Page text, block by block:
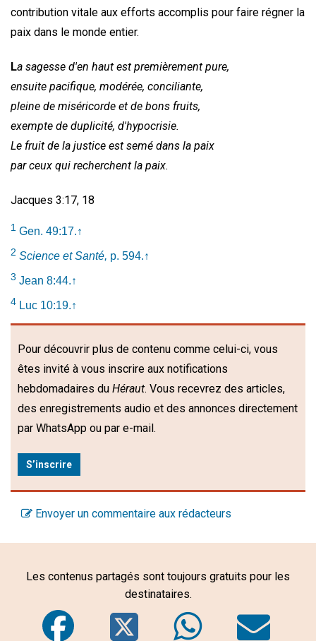
contribution vitale aux efforts accomplis pour faire régner la
paix dans le monde entier.
La sagesse d'en haut est premièrement pure,
ensuite pacifique, modérée, conciliante,
pleine de miséricorde et de bons fruits,
exempte de duplicité, d'hypocrisie.
Le fruit de la justice est semé dans la paix
par ceux qui recherchent la paix.
Jacques 3:17, 18
1 Gen. 49:17.↑
2 Science et Santé, p. 594.↑
3 Jean 8:44.↑
4 Luc 10:19.↑
Pour découvrir plus de contenu comme celui-ci, vous
êtes invité à vous inscrire aux notifications
hebdomadaires du Héraut. Vous recevrez des articles,
des enregistrements audio et des annonces directement
par WhatsApp ou par e-mail.
S’inscrire
Envoyer un commentaire aux rédacteurs
Les contenus partagés sont toujours gratuits pour les
destinataires.
Facebook
Twitter